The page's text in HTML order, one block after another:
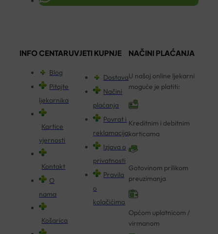
INFO CENTAR
Blog
Pitajte
ljekarnika
Kartice
vjernosti
Kontakt
O
nama
Košarica
UVJETI KUPNJE
Dostava
Načini
plaćanja
Povrat i
reklamacija
Izjava o
privatnosti
Pravila
o
kolačićima
NAČINI PLAĆANJA
U našoj online ljekarni
moguće je platiti:
Kreditnim i debitnim
karticama
Gotovinom prilikom
preuzimanja
Općom uplatnicom /
virmanom